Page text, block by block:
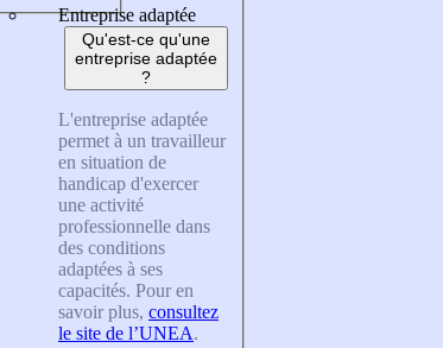
Entreprise adaptée
Qu'est-ce qu'une
entreprise adaptée
?
L'entreprise adaptée
permet à un travailleur
en situation de
handicap d'exercer
une activité
professionnelle dans
des conditions
adaptées à ses
capacités. Pour en
savoir plus, consultez
le site de l’UNEA.